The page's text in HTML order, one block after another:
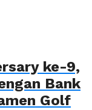
ke-9,
Bank
Golf